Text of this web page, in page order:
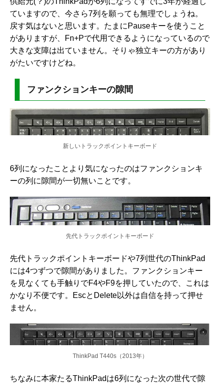
ていますので、今さら7列を願っても無理でしょうね。
戻す気はないと思います。たまにPauseキーを使うこと
がありますが、Fn+Pで代用できるようになっているので
大きな支障は出ていません。そりゃ独立キーの方があり
がたいですけどね。
ファンクションキーの隙間
新しいトラックポイントキーボード
6列になったことより気になったのはファンクションキ
ーの列に隙間が一切無いことです。
先代トラックポイントキーボード
先代トラックポイントキーボードや7列世代のThinkPad
には4つずつで隙間がありました。ファンクションキー
を見なくても手触りでF4やF9を押していたので、これは
かなり不便です。EscとDelete以外は自信を持って押せ
ません。
ThinkPad T440s（2013年）
ちなみに本家たるThinkPadは6列になった次の世代で隙